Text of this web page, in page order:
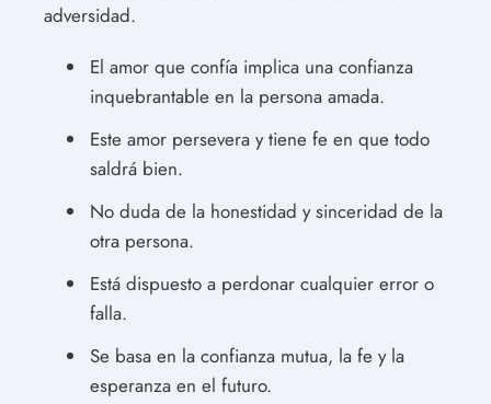
adversidad.
El amor que confía implica una confianza
inquebrantable en la persona amada.
Este amor persevera y tiene fe en que todo
saldrá bien.
No duda de la honestidad y sinceridad de la
otra persona.
Está dispuesto a perdonar cualquier error o
falla.
Se basa en la confianza mutua, la fe y la
esperanza en el futuro.